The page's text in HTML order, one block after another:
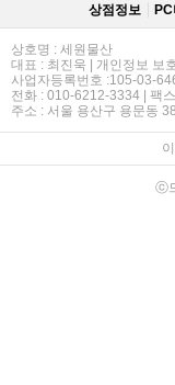
상점정보 PC
상호명 : 세원물산
대표 : 최진욱 | 개인정보 보
사업자등록번호 :105-03-
전화 : 010-6212-3334 | 팩
주소 : 서울 용산구 용문동
ⓒ